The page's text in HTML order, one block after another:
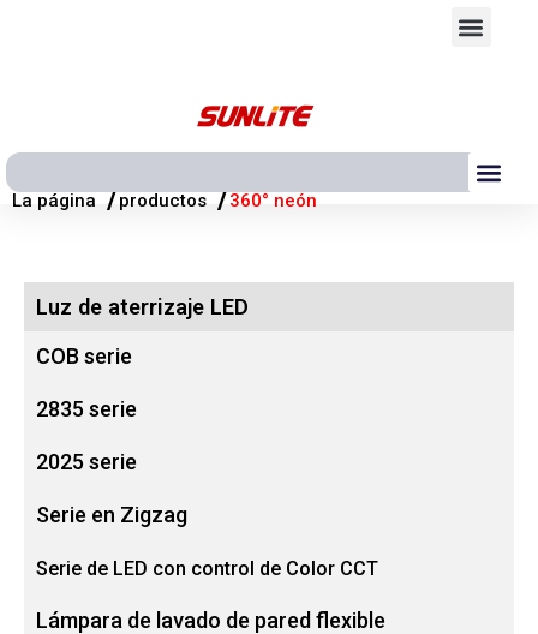
La página /productos /360° neón
Luz de aterrizaje LED
COB serie
2835 serie
2025 serie
Serie en Zigzag
Serie de LED con control de Color CCT
Lámpara de lavado de pared flexible